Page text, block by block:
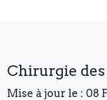
Chirurgie
Mise à jour le : 08
S'ABONNER